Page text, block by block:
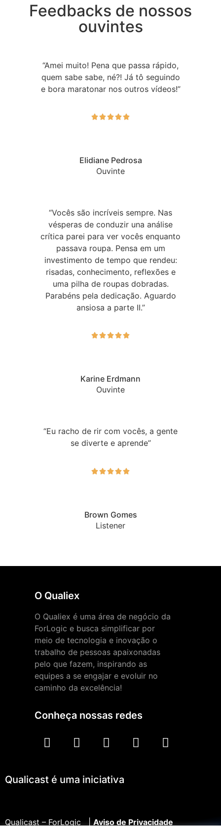
Feedbacks de nossos
ouvintes
“Amei muito! Pena que passa rápido,
quem sabe sabe, né?! Já tô seguindo
e bora maratonar nos outros vídeos!”

Elidiane Pedrosa
Ouvinte
“Vocês são incríveis sempre. Nas
vésperas de conduzir una análise
crítica parei para ver vocês enquanto
passava roupa. Pensa em um
investimento de tempo que rendeu:
risadas, conhecimento, reflexões e
uma pilha de roupas dobradas.
Parabéns pela dedicação. Aguardo
ansiosa a parte II.”

Karine Erdmann
Ouvinte
“Eu racho de rir com vocês, a gente
se diverte e aprende”

Brown Gomes
Listener
O Qualiex
O Qualiex é uma área de negócio da
ForLogic e busca simplificar por
meio de tecnologia e inovação o
trabalho de pessoas apaixonadas
pelo que fazem, inspirando as
equipes a se engajar e evoluir no
caminho da excelência!
Conheça nossas redes
Qualicast é uma iniciativa
Qualicast – ForLogic | Aviso de Privacidade